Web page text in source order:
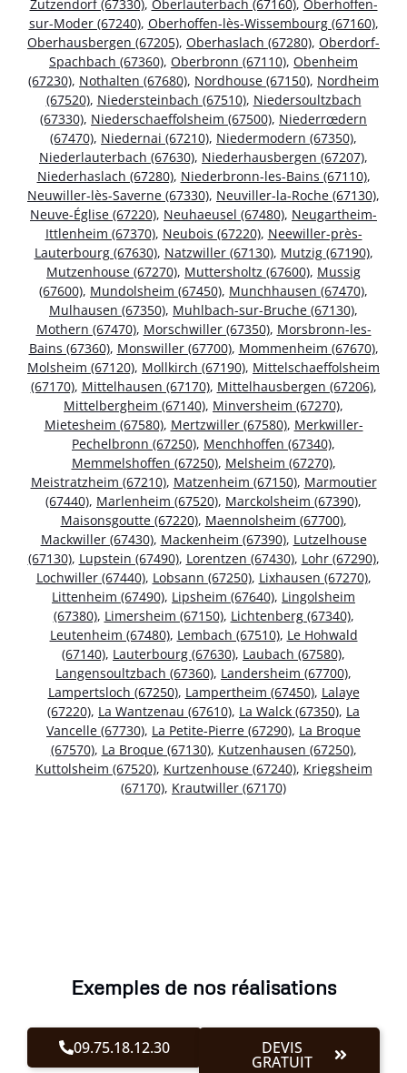
Zutzendorf (67330), Oberlauterbach (67160), Oberhoffen-
sur-Moder (67240), Oberhoffen-lès-Wissembourg (67160),
Oberhausbergen (67205), Oberhaslach (67280), Oberdorf-
Spachbach (67360), Oberbronn (67110), Obenheim
(67230), Nothalten (67680), Nordhouse (67150), Nordheim
(67520), Niedersteinbach (67510), Niedersoultzbach
(67330), Niederschaeffolsheim (67500), Niederrœdern
(67470), Niedernai (67210), Niedermodern (67350),
Niederlauterbach (67630), Niederhausbergen (67207),
Niederhaslach (67280), Niederbronn-les-Bains (67110),
Neuwiller-lès-Saverne (67330), Neuviller-la-Roche (67130),
Neuve-Église (67220), Neuhaeusel (67480), Neugartheim-
Ittlenheim (67370), Neubois (67220), Neewiller-près-
Lauterbourg (67630), Natzwiller (67130), Mutzig (67190),
Mutzenhouse (67270), Muttersholtz (67600), Mussig
(67600), Mundolsheim (67450), Munchhausen (67470),
Mulhausen (67350), Muhlbach-sur-Bruche (67130),
Mothern (67470), Morschwiller (67350), Morsbronn-les-
Bains (67360), Monswiller (67700), Mommenheim (67670),
Molsheim (67120), Mollkirch (67190), Mittelschaeffolsheim
(67170), Mittelhausen (67170), Mittelhausbergen (67206),
Mittelbergheim (67140), Minversheim (67270),
Mietesheim (67580), Mertzwiller (67580), Merkwiller-
Pechelbronn (67250), Menchhoffen (67340),
Memmelshoffen (67250), Melsheim (67270),
Meistratzheim (67210), Matzenheim (67150), Marmoutier
(67440), Marlenheim (67520), Marckolsheim (67390),
Maisonsgoutte (67220), Maennolsheim (67700),
Mackwiller (67430), Mackenheim (67390), Lutzelhouse
(67130), Lupstein (67490), Lorentzen (67430), Lohr (67290),
Lochwiller (67440), Lobsann (67250), Lixhausen (67270),
Littenheim (67490), Lipsheim (67640), Lingolsheim
(67380), Limersheim (67150), Lichtenberg (67340),
Leutenheim (67480), Lembach (67510), Le Hohwald
(67140), Lauterbourg (67630), Laubach (67580),
Langensoultzbach (67360), Landersheim (67700),
Lampertsloch (67250), Lampertheim (67450), Lalaye
(67220), La Wantzenau (67610), La Walck (67350), La
Vancelle (67730), La Petite-Pierre (67290), La Broque
(67570), La Broque (67130), Kutzenhausen (67250),
Kuttolsheim (67520), Kurtzenhouse (67240), Kriegsheim
(67170), Krautwiller (67170)
Exemples de nos réalisations
09.75.18.12.30 DEVIS
GRATUIT